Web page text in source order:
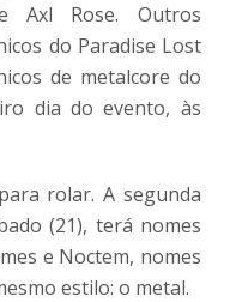
Axl Rose. Outros
do Paradise Lost
de metalcore do
dia do evento, às
rolar. A segunda
(21), terá nomes
e Noctem, nomes
estilo: o metal.